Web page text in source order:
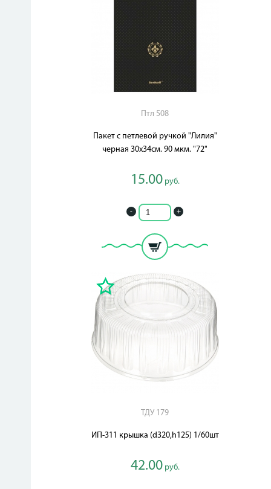
Птл 508
Пакет с петлевой ручкой "Лилия"
черная 30х34см. 90 мкм. "72"
15.00руб.
- +
ТДУ 179
ИП-311 крышка (d320,h125) 1/60шт
42.00руб.